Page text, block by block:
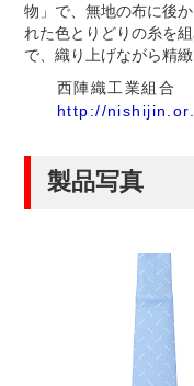
物」で、無地の布に後
れた色とりどりの糸を
で、織り上げながら精
西陣織工業組合
http://
製品写真